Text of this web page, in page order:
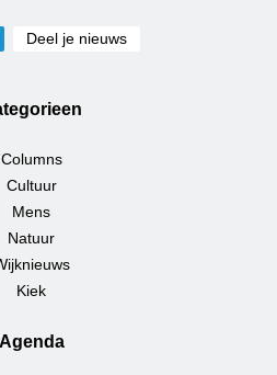
Deel je nieuws
Columns
Cultuur
Mens
Natuur
Kiek
Agenda